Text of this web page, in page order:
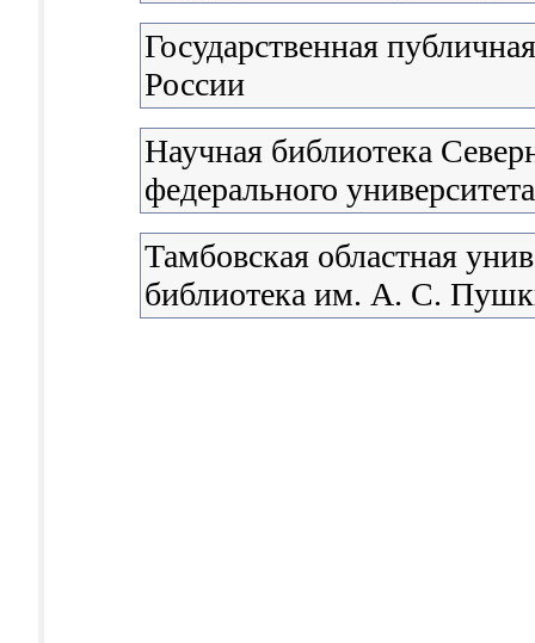
Государственная
России
Научная библиотека
федерального
Тамбовская областная
библиотека им. А. С.